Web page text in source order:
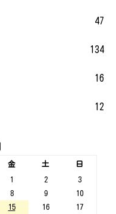
47
134
16
12
金 土
日
1
2
3
8 9
10
15 16
17